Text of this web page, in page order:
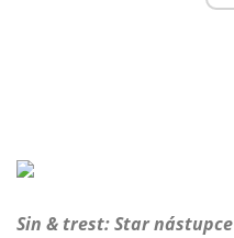
Sin & trest: Star nástupce